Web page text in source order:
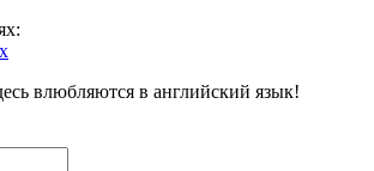
влюбляются в английский язык!